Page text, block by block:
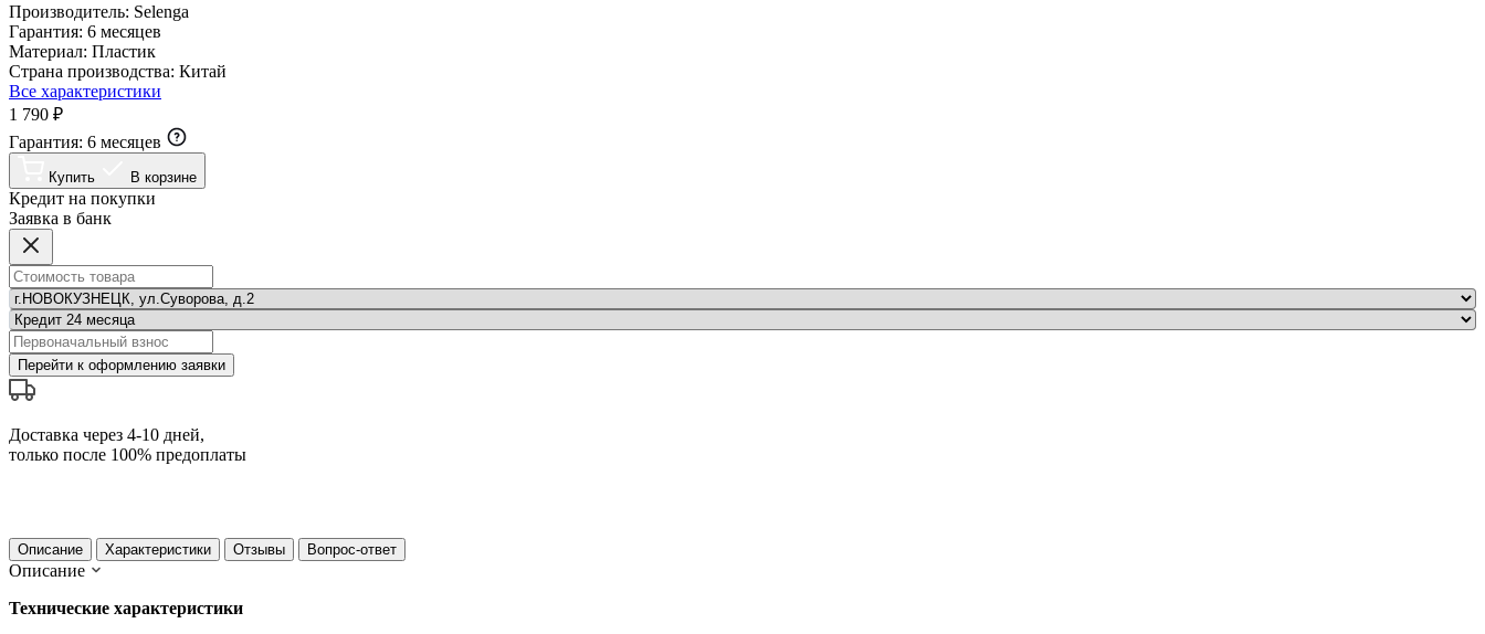
Производитель: Selenga
Гарантия: 6 месяцев
Материал: Пластик
Страна производства: Китай
Все характеристики
1 790 ₽
Гарантия: 6 месяцев
Купить В корзине
Кредит на покупки
Заявка в банк
Перейти к оформлению заявки
Доставка через 4-10 дней,
только после 100% предоплаты
Описание Характеристики Отзывы Вопрос-ответ
Описание
Технические характеристики